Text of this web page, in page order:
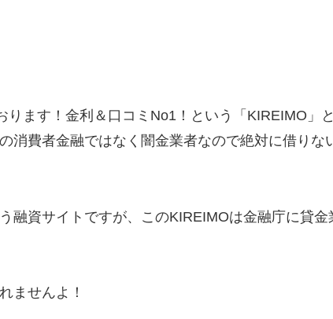
ます！金利＆口コミNo1！ という「 KIREIMO 」
消費者金融ではなく闇金業者なので絶対に借りな
融資サイトですが、このKIREIMOは金融庁に貸金
ませんよ！